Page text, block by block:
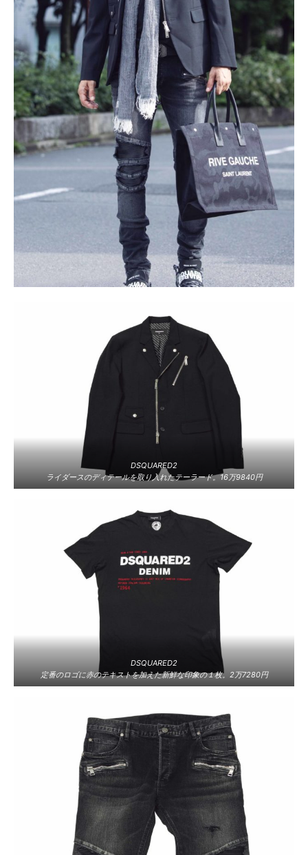
DSQUARED2
ライダースのディテールを取り入れたテーラード。16万9840円
DSQUARED2
定番のロゴに赤のテキストを加えた新鮮な印象の１枚。2万7280円